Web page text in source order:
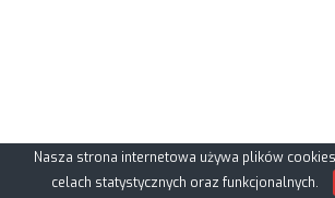
Nasza strona internetowa używa plików
celach statystycznych oraz funkcjonalnych.